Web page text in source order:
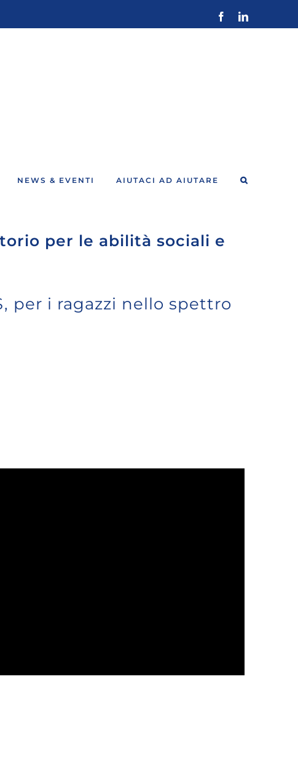
FacebookLinkedIn
NEWS & EVENTI AIUTACI AD AIUTARE
per le abilità sociali e
per i ragazzi nello spettro